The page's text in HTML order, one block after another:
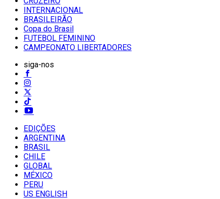
INTERNACIONAL
BRASILEIRÃO
Copa do Brasil
FUTEBOL FEMININO
CAMPEONATO LIBERTADORES
siga-nos
EDIÇÕES
ARGENTINA
BRASIL
CHILE
GLOBAL
MÉXICO
PERU
US ENGLISH